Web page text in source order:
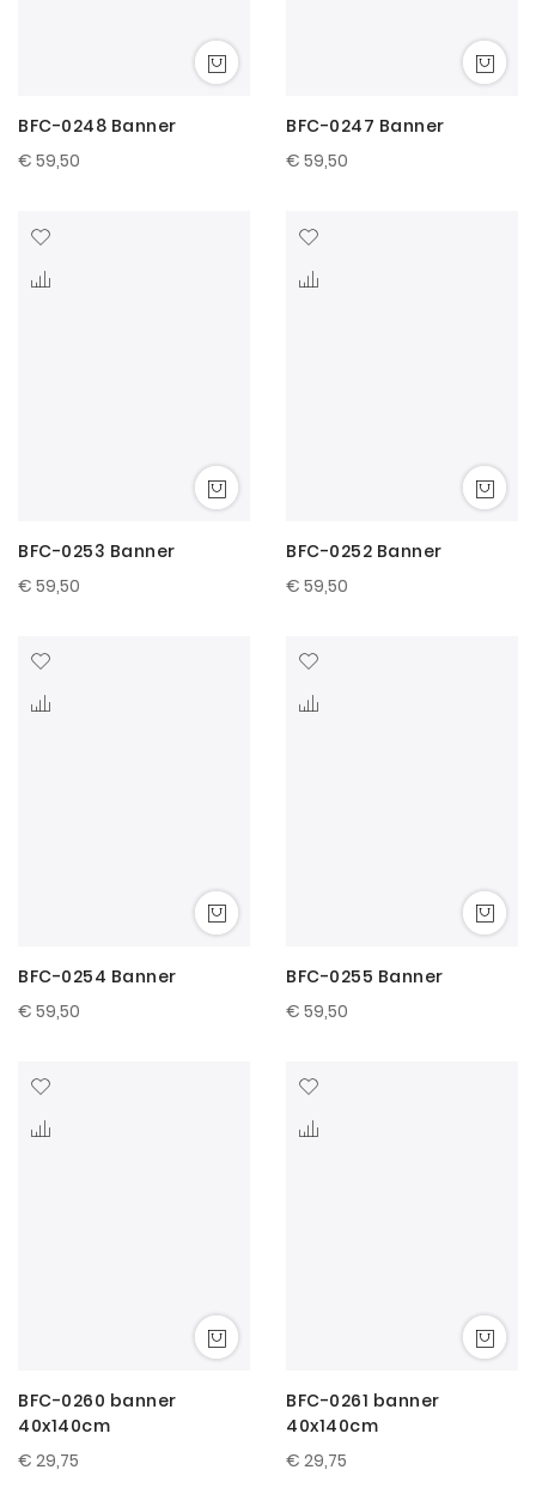
BFC-0248 Banner
€ 59,50
BFC-0247 Banner
€ 59,50
BFC-0253 Banner
€ 59,50
BFC-0252 Banner
€ 59,50
BFC-0254 Banner
€ 59,50
BFC-0255 Banner
€ 59,50
BFC-0260 banner
40x140cm
€ 29,75
BFC-0261 banner
40x140cm
€ 29,75